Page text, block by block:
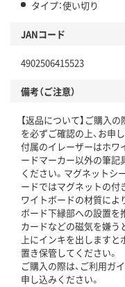
タイプ：使い切り
JANコード
4902506415523
備考（ご注意）
【返品について】ご購入の
を必ずご確認の上、お申
付属のイレーザーはホワ
ードマーカー以外の筆記
ください。マグネットシ
ードではマグネットの付
ワイトボードの材質によ
ボード下縁部への設置を
カードなどの磁気を嫌う
上にインキを出します
置き保管してください。
ご購入の際は、ご利用ガイ
申し込みください。